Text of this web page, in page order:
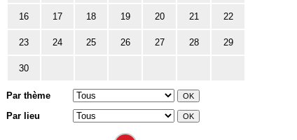
16 17 18 19 20 21 22
23 24 25 26 27 28 29
30
Par thème
Par lieu